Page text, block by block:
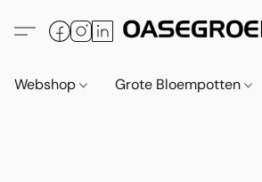
Webshop Grote Bloempotten